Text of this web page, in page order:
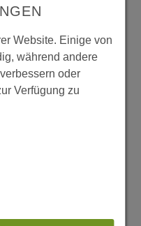
Bing mit
gefolgt von
Joey, der
ist. Die Rolle
auf den Leib
Website. Einige von
während andere
oder
Verfügung zu